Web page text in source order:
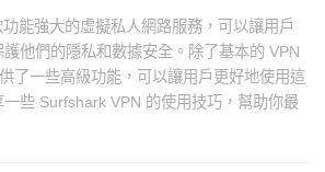
能強大的虛擬私人網路服務，可以讓用戶
他們的隱私和數據安全。除了基本的 VPN
了一些高級功能，可以讓用戶更好地使用這
些 Surfshark VPN 的使用技巧，幫助你最